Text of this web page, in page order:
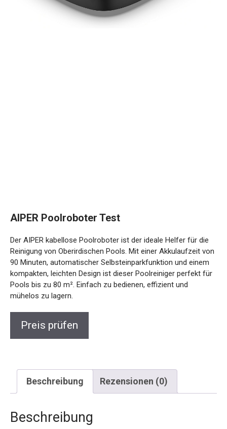
AIPER Poolroboter Test
Der AIPER kabellose Poolroboter ist der ideale Helfer für die
Reinigung von Oberirdischen Pools. Mit einer Akkulaufzeit von
90 Minuten, automatischer Selbsteinparkfunktion und einem
kompakten, leichten Design ist dieser Poolreiniger perfekt für
Pools bis zu 80 m². Einfach zu bedienen, effizient und
mühelos zu lagern.
Preis prüfen
Beschreibung Rezensionen (0)
Beschreibung